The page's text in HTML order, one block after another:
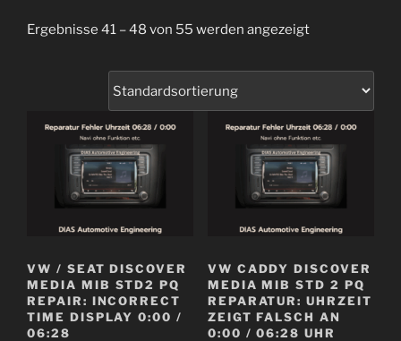
Ergebnisse 41 – 48 von 55 werden angezeigt
VW / SEAT DISCOVER
MEDIA MIB STD2 PQ
REPAIR: INCORRECT
TIME DISPLAY 0:00 /
06:28
VW CADDY DISCOVER
MEDIA MIB STD 2 PQ
REPARATUR: UHRZEIT
ZEIGT FALSCH AN
0:00 / 06:28 UHR